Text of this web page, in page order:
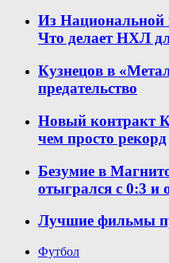
Из Национальной
Что делает НХЛ
Кузнецов в
предательство
Новый контракт
чем просто рекорд
Безумие в
отыгрался с 0:3 и
Лучшие фильмы
Футбол